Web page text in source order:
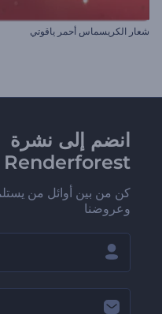
شعار الكريسماس أحمر ياقوتي
انضم إلى نشرة
Renderforest الإخبارية
كن من بين أوائل من
وعروضنا